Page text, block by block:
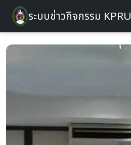
ระบบข่าวกิจกรรม KPRU